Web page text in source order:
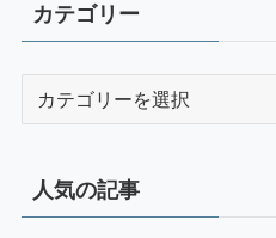
カテゴリー
ー
人気の記事